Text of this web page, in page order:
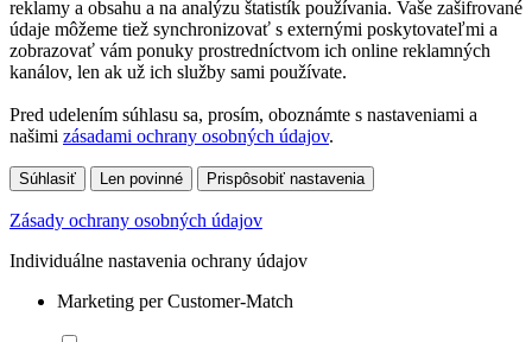
reklamy a obsahu a na analýzu štatistík používania. Vaše zašifrované
údaje môžeme tiež synchronizovať s externými poskytovateľmi a
zobrazovať vám ponuky prostredníctvom ich online reklamných
kanálov, len ak už ich služby sami používate.
Pred udelením súhlasu sa, prosím, oboznámte s nastaveniami a
našimi zásadami ochrany osobných údajov.
Súhlasiť Len povinné Prispôsobiť nastavenia
Zásady ochrany osobných údajov
Individuálne nastavenia ochrany údajov
Marketing per Customer-Match